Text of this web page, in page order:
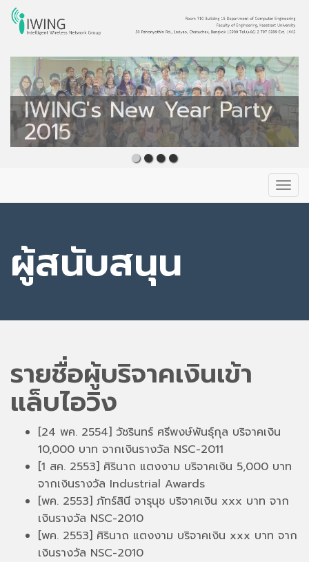
IWING
Intelligent Wireless
Network Group
IWING's New Year Party
2016
IWING's New Year Party
2015
ผู้สนับสนุน
รายชื่อผู้บริจาคเงินเข้า
แล็บไอวิง
[24 พค. 2554] วัชรินทร์ ศรีพงษ์พันธุ์กุล บริจาคเงิน
10,000 บาท จากเงินรางวัล NSC-2011
[1 สค. 2553] ศิรินาถ แตงงาม บริจาคเงิน 5,000 บาท
จากเงินรางวัล Industrial Awards
[พค. 2553] ภัทร์สินี จารุนุช บริจาคเงิน xxx บาท จาก
เงินรางวัล NSC-2010
[พค. 2553] ศิรินาถ แตงงาม บริจาคเงิน xxx บาท จาก
เงินรางวัล NSC-2010